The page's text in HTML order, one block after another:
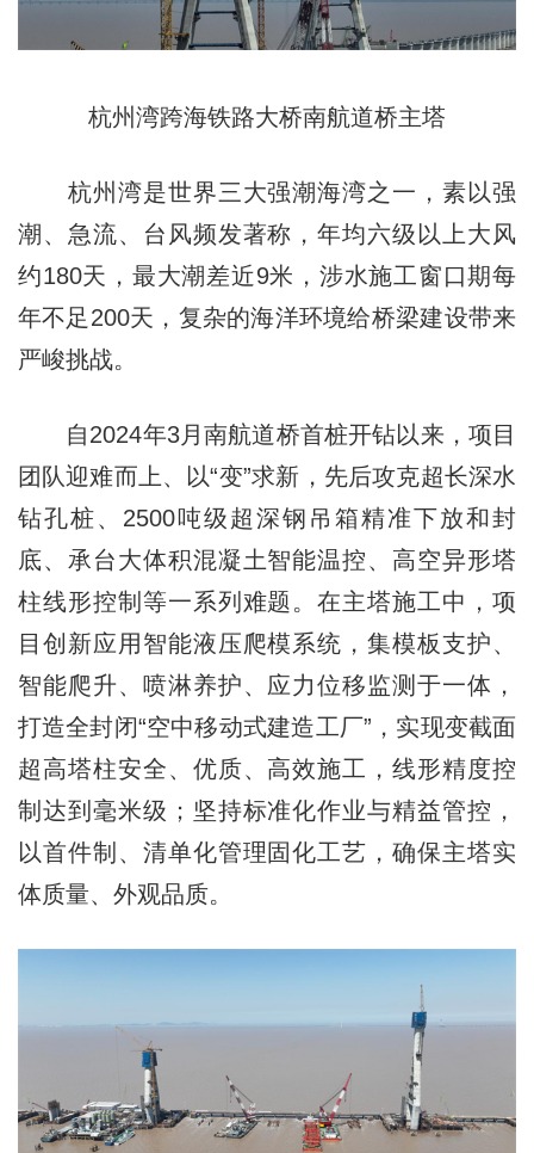
杭州湾跨海铁路大桥南航道桥主塔
杭州湾是世界三大强潮海湾之一，素以强
潮、急流、台风频发著称，年均六级以上大风
约180天，最大潮差近9米，涉水施工窗口期每
年不足200天，复杂的海洋环境给桥梁建设带来
严峻挑战。
自2024年3月南航道桥首桩开钻以来，项目
团队迎难而上、以“变”求新，先后攻克超长深水
钻孔桩、2500吨级超深钢吊箱精准下放和封
底、承台大体积混凝土智能温控、高空异形塔
柱线形控制等一系列难题。在主塔施工中，项
目创新应用智能液压爬模系统，集模板支护、
智能爬升、喷淋养护、应力位移监测于一体，
打造全封闭“空中移动式建造工厂”，实现变截面
超高塔柱安全、优质、高效施工，线形精度控
制达到毫米级；坚持标准化作业与精益管控，
以首件制、清单化管理固化工艺，确保主塔实
体质量、外观品质。